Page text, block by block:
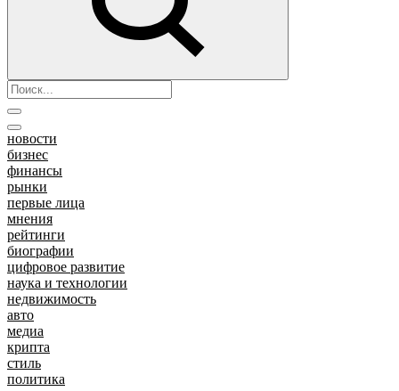
новости
бизнес
финансы
рынки
первые лица
мнения
рейтинги
биографии
цифровое развитие
наука и технологии
недвижимость
авто
медиа
крипта
стиль
политика